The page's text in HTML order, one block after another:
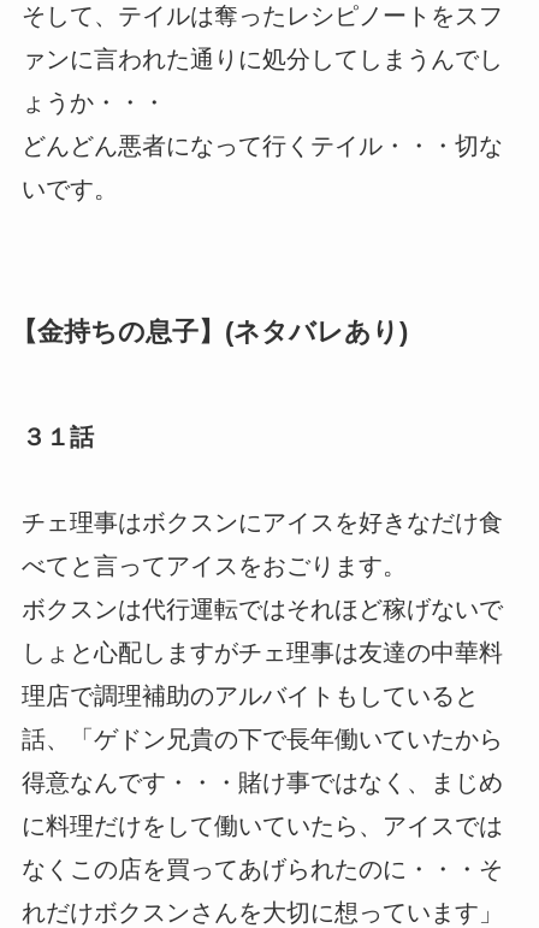
そして、テイルは奪ったレシピノートをスフ
ァンに言われた通りに処分してしまうんでし
ょうか・・・
どんどん悪者になって行くテイル・・・切な
いです。
【金持ちの息子】(ネタバレあり)
３１話
チェ理事はボクスンにアイスを好きなだけ食
べてと言ってアイスをおごります。
ボクスンは代行運転ではそれほど稼げないで
しょと心配しますがチェ理事は友達の中華料
理店で調理補助のアルバイトもしていると
話、「ゲドン兄貴の下で長年働いていたから
得意なんです・・・賭け事ではなく、まじめ
に料理だけをして働いていたら、アイスでは
なくこの店を買ってあげられたのに・・・そ
れだけボクスンさんを大切に想っています」